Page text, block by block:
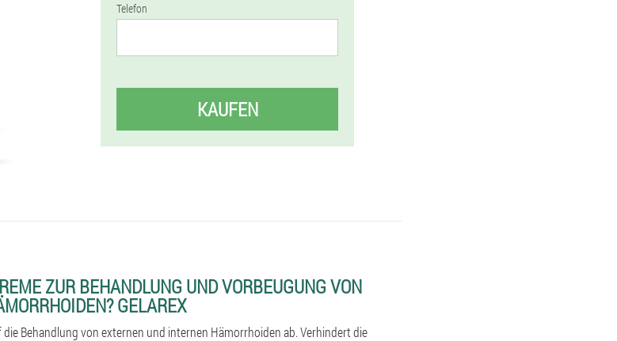
Telefon
KAUFEN
ZUR BEHANDLUNG UND VORBEUGUNG VON
GELAREX
Behandlung von externen und internen Hämorrhoiden ab. Verhindert die